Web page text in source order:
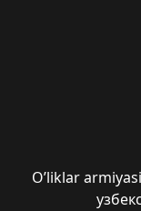
O’liklar